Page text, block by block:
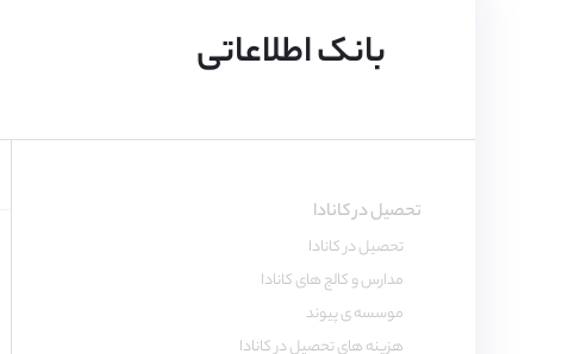
بانک اطلاعاتی
تحصیل در کانادا
تحصیل در کانادا
مدارس و کالج های کانادا
موسسه ی پیوند
هزینه های تحصیل در کانادا